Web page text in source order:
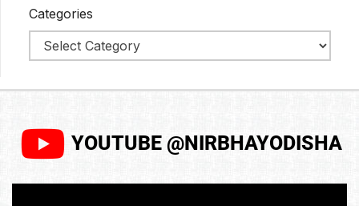
Categories
YOUTUBE @NIRBHAYODISHA